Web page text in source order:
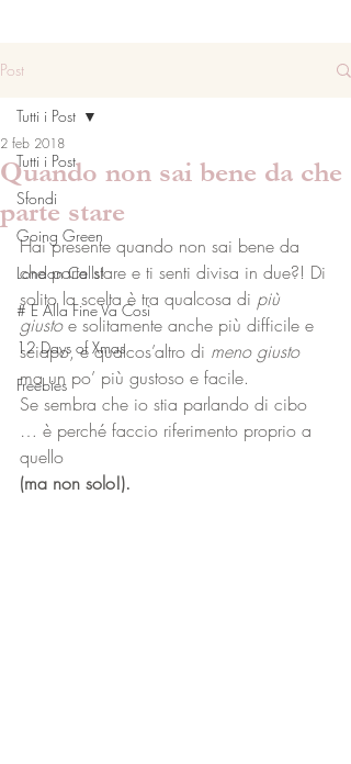
Post
Tutti i Post
Sfondi
Going Green
London Calls!
# E Alla Fine Va Così
12 Days of Xmas
Freebies
Tutti i Post
Quando non sai bene da che
parte stare
2 feb 2018
Hai presente quando non sai bene da
che parte stare e ti senti divisa in due?! Di
solito la scelta è tra qualcosa di più
giusto e solitamente anche più difficile e
sciapo, e qualcos’altro di meno giusto
ma un po’ più gustoso e facile.
Se sembra che io stia parlando di cibo
… è perché faccio riferimento proprio a
quello
(ma non solo!).